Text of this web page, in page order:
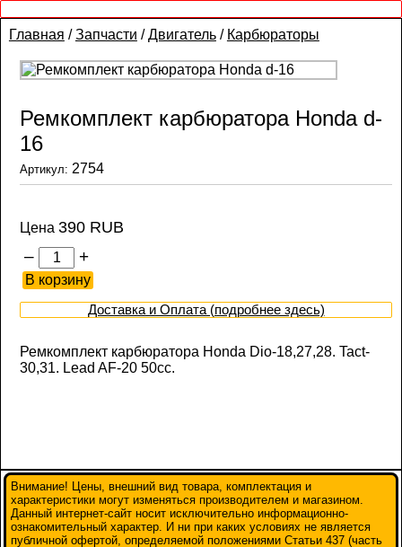
Главная /Запчасти /Двигатель/ Карбюраторы
Ремкомплект карбюратора Honda d-
16
Артикул: 2754
Цена 390 RUB
– +
Доставка и Оплата (подробнее здесь)
Ремкомплект карбюратора Honda Dio-18,27,28. Tact-
30,31. Lead AF-20 50cc.
Внимание! Цены, внешний вид товара, комплектация и
характеристики могут изменяться производителем и магазином.
Данный интернет-сайт носит исключительно информационно-
ознакомительный характер. И ни при каких условиях не является
публичной офертой, определяемой положениями Статьи 437 (часть